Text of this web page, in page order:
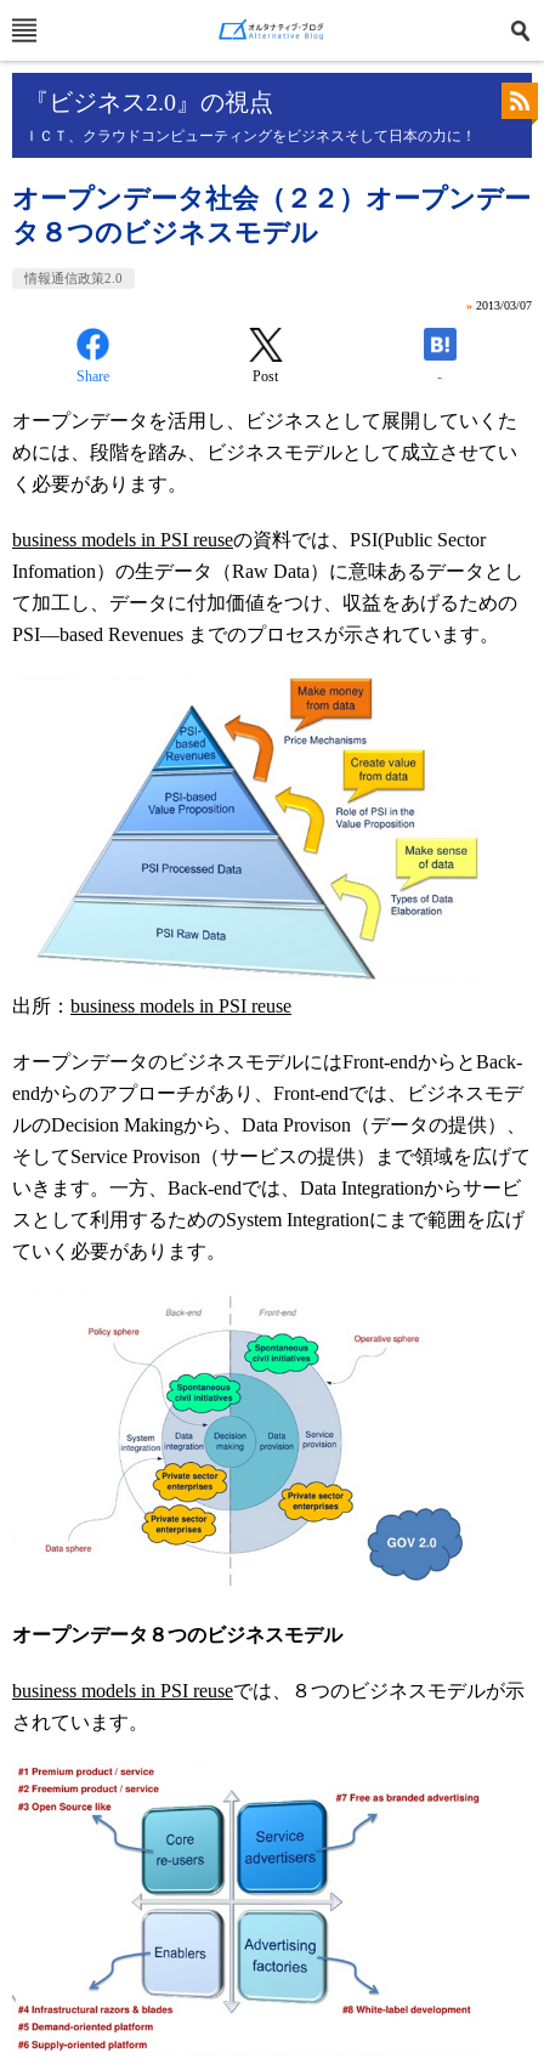
『ビジネス2.0』の視点
ＩＣＴ、クラウドコンピューティングをビジネスそして日本の力に！
オープンデータ社会（２２）オープンデー
タ８つのビジネスモデル
情報通信政策2.0
» 2013/03/07
Share Post -
オープンデータを活用し、ビジネスとして展開していくた
めには、段階を踏み、ビジネスモデルとして成立させてい
く必要があります。
business models in PSI reuseの資料では、PSI(Public Sector
Infomation）の生データ（Raw Data）に意味あるデータとし
て加工し、データに付加価値をつけ、収益をあげるための
PSI—based Revenues までのプロセスが示されています。
出所： business models in PSI reuse
オープンデータのビジネスモデルにはFront-endからとBack-
endからのアプローチがあり、Front-endでは、ビジネスモデ
ルのDecision Makingから、Data Provison（データの提供）、
そしてService Provison（サービスの提供）まで領域を広げて
いきます。一方、Back-endでは、Data Integrationからサービ
スとして利用するためのSystem Integrationにまで範囲を広げ
ていく必要があります。
オープンデータ８つのビジネスモデル
business models in PSI reuseでは、８つのビジネスモデルが示
されています。